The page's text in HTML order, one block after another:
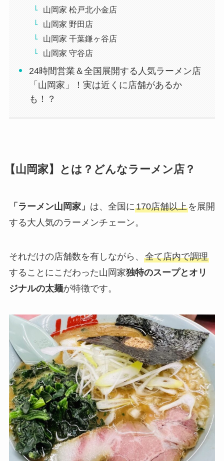
山岡家 松戸北小金店
山岡家 野田店
山岡家 千葉鎌ヶ谷店
山岡家 守谷店
24時間営業＆全国展開する人気ラーメン店
「山岡家」！実は近くに店舗があるか
も！？
【山岡家】とは？どんなラーメン店？
「ラーメン山岡家」 は、全国に170店舗以上を展開
する大人気のラーメンチェーン。
それだけの店舗数を有しながら、 全て店内で調理
することにこだわった山岡家独特のスープとオリ
ジナルの太麺が特徴です。